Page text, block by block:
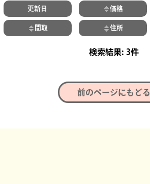
更新日 価格
間取 住所
3件
前のページにもどる